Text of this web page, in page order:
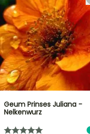
Geum Prinses Juliana -
Nelkenwurz